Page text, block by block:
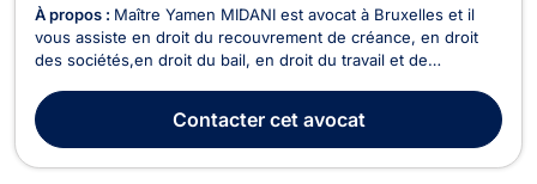
À propos : Maître Yamen MIDANI est avocat à Bruxelles et il
vous assiste en droit du recouvrement de créance, en droit
des sociétés,en droit du bail, en droit du travail et de
et de la concurrence. Il peut vous recevoir ou vous conseiller
en appel/visioconférence. Pour ce...
Contactercet avocat